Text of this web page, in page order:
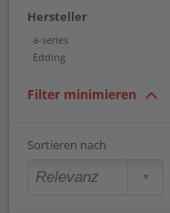
Hersteller
a-series
Edding
Filter minimieren
Sortieren nach